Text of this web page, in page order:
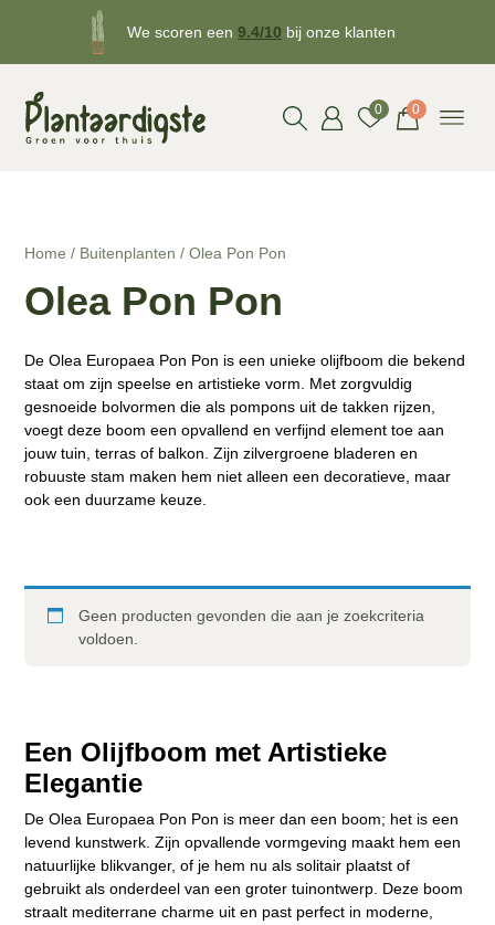
We scoren een 9.4/10 bij onze klanten
0 0
Home / Buitenplanten / Olea Pon Pon
Olea Pon Pon
De Olea Europaea Pon Pon is een unieke olijfboom die bekend
staat om zijn speelse en artistieke vorm. Met zorgvuldig
gesnoeide bolvormen die als pompons uit de takken rijzen,
voegt deze boom een opvallend en verfijnd element toe aan
jouw tuin, terras of balkon. Zijn zilvergroene bladeren en
robuuste stam maken hem niet alleen een decoratieve, maar
ook een duurzame keuze.
Geen producten gevonden die aan je zoekcriteria
voldoen.
Een Olijfboom met Artistieke
Elegantie
De Olea Europaea Pon Pon is meer dan een boom; het is een
levend kunstwerk. Zijn opvallende vormgeving maakt hem een
natuurlijke blikvanger, of je hem nu als solitair plaatst of
gebruikt als onderdeel van een groter tuinontwerp. Deze boom
straalt mediterrane charme uit en past perfect in moderne,